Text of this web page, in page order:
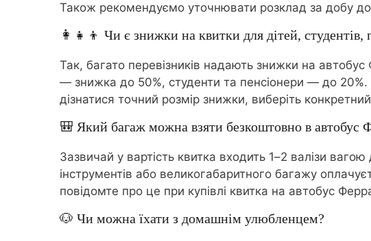
Також рекомендуємо уточнювати розклад за добу до
👩‍👧‍👦 Чи є знижки на квитки для дітей, студентів,
Так, багато перевізників надають знижки на
— знижка до 50%, студенти та пенсіонери — до 20%.
дізнатися точний розмір знижки, виберіть
🎒 Який багаж можна взяти безкоштовно в автобус
Зазвичай у вартість квитка входить 1–2 валізи
інструментів або великогабаритного багажу
повідомте про це при купівлі квитка на автобус
🐶 Чи можна їхати з домашнім улюбленцем?